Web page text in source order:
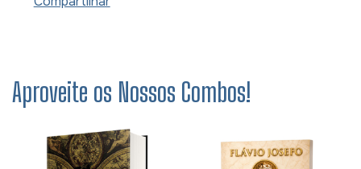
Aproveite os Nossos Combos!